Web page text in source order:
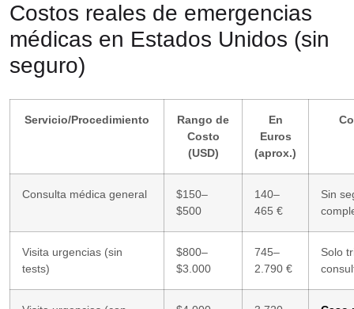
Costos reales de emergencias
médicas en Estados Unidos (sin
seguro)
Servicio/Procedimiento
Rango de
Costo
(USD)
En
Euros
(aprox.)
Consulta médica general
$150–
$500
140–
465 €
Sin
Visita urgencias (sin
tests)
$800–
$3.000
745–
2.790 €
Solo